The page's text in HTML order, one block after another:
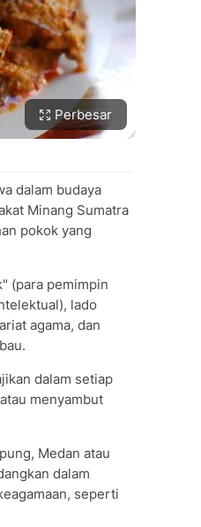
Perbesar
dalam budaya
Minang Sumatra
pokok yang
(para pemimpin
lado
agama, dan
dalam setiap
menyambut
Medan atau
dalam
seperti